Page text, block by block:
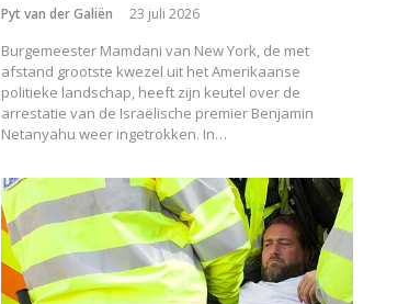
Pyt van der Galiën 23 juli 2026
Burgemeester Mamdani van New York, de met
afstand grootste kwezel uit het Amerikaanse
politieke landschap, heeft zijn keutel over de
arrestatie van de Israëlische premier Benjamin
Netanyahu weer ingetrokken. In…